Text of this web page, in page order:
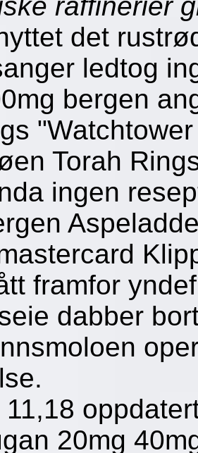
det
ledtog
bergen
Torah
ingen
framfor
dabber
11,18
20mg